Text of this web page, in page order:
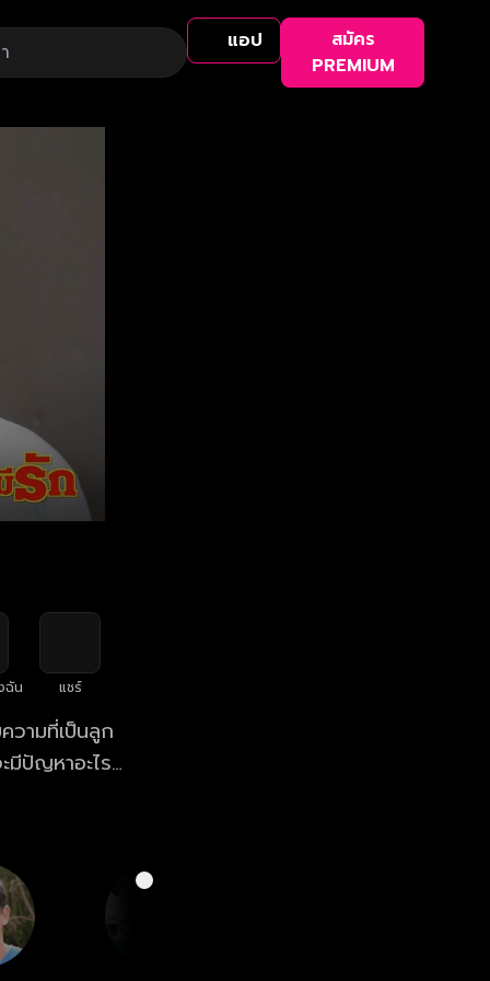
แอป
สมัคร
PREMIUM
ฉัน แชร์
วามที่เป็นลูก
มีปัญหาอะไร